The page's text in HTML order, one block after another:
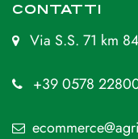
CONTATTI
Via S.S. 71 km
+39 0578